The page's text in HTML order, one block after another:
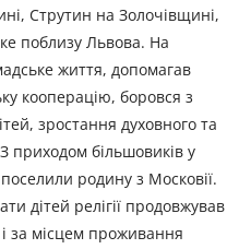
Струтин на Золочівщині,
поблизу Львова. На
життя, допомагав
кооперацію, боровся з
зростання духовного та
приходом більшовиків у
родину з Московії.
дітей релігії продовжував
за місцем проживання